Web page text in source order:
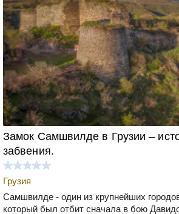
Замок Самшвилде в Грузии –
забвения.
Грузия
Самшвилде - один из крупнейших
который был отбит сначала в бою